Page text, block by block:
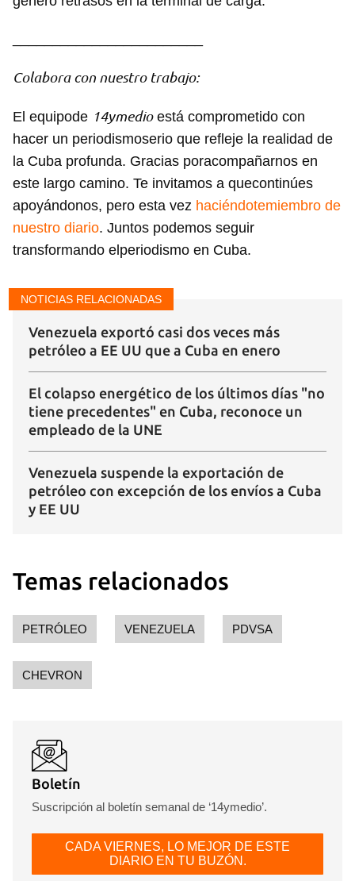
Guardar como favorito
iniciar sesión con tu cuenta de 14ymedio.
INICIAR SESIÓN CANCELAR
Colabora con nuestro trabajo:
El equipode 14ymedioestá comprometido con
hacer un periodismoserio que refleje la realidad de
la Cuba profunda. Gracias poracompañarnos en
este largo camino. Te invitamos a quecontinúes
apoyándonos, pero esta vez haciéndotemiembro de
nuestro diario. Juntos podemos seguir
transformando elperiodismo en Cuba.
NOTICIAS RELACIONADAS
Venezuela exportó casi dos veces más
petróleo a EE UU que a Cuba en enero
El colapso energético de los últimos días "no
tiene precedentes" en Cuba, reconoce un
empleado de la UNE
Venezuela suspende la exportación de
petróleo con excepción de los envíos a Cuba
y EE UU
Temas relacionados
PETRÓLEO VENEZUELA PDVSA
CHEVRON
Boletín
Suscripción al boletín semanal de ‘14ymedio’.
CADA VIERNES, LO MEJOR DE ESTE
DIARIO EN TU BUZÓN.